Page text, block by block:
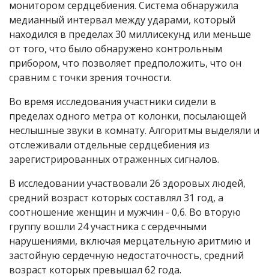
монитором сердцебиения. Система обнаружила
медианный интервал между ударами, который
находился в пределах 30 миллисекунд или меньше
от того, что было обнаружено контрольным
прибором, что позволяет предположить, что он
сравним с точки зрения точности.
Во время исследования участники сидели в
пределах одного метра от колонки, посылающей
неслышные звуки в комнату. Алгоритмы выделяли и
отслеживали отдельные сердцебиения из
зарегистрированных отраженных сигналов.
В исследовании участвовали 26 здоровых людей,
средний возраст которых составлял 31 год, а
соотношение женщин и мужчин - 0,6. Во вторую
группу вошли 24 участника с сердечными
нарушениями, включая мерцательную аритмию и
застойную сердечную недостаточность, средний
возраст которых превышал 62 года.